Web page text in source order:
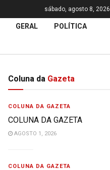
sábado, agosto 8, 2026
GERAL POLÍTICA
Coluna da Gazeta
COLUNA DA GAZETA
COLUNA DA GAZETA
AGOSTO 1, 2026
COLUNA DA GAZETA